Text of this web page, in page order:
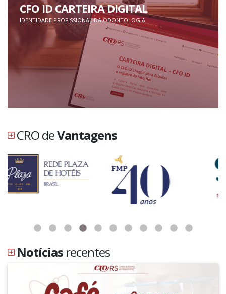
CFO ID CARTEIRA DIGITAL
IDENTIDADE PROFISSIONAL DA ODONTOLOGIA
CRO deVantagens
Notícias recentes